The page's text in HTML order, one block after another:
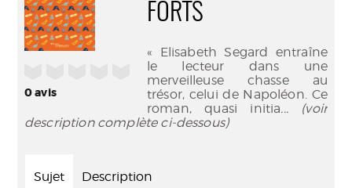
0avis
FORTS
« Elisabeth Segard entraîne
le lecteur dans une
merveilleuse chasse au
trésor, celui de Napoléon. Ce
roman, quasi initia... (voir
description complète ci-dessous)
Sujet Description